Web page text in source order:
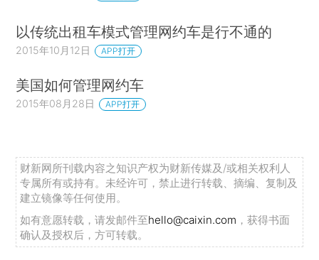
以传统出租车模式管理网约车是行不通的
2015年10月12日 APP打开
美国如何管理网约车
2015年08月28日 APP打开
财新网所刊载内容之知识产权为财新传媒及/或相关权利人
专属所有或持有。未经许可，禁止进行转载、摘编、复制及
建立镜像等任何使用。
如有意愿转载，请发邮件至hello@caixin.com ，获得书面
确认及授权后，方可转载。